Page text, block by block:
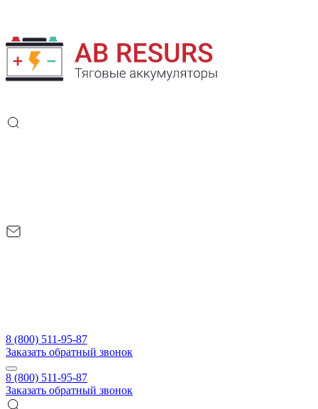
8 (800) 511-95-87
Заказать обратный звонок
8 (800) 511-95-87
Заказать обратный звонок